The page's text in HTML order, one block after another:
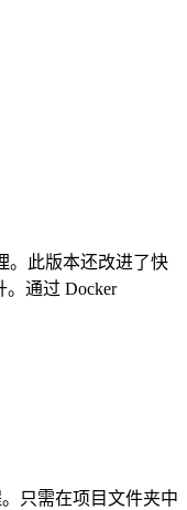
。此版本还改进了快
通过 Docker
只需在项目文件夹中